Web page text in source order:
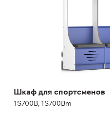
Шкаф для спортсменов
1S700B, 1S700Bm